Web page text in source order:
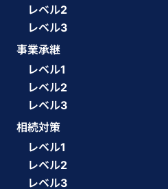
レベル2
レベル3
事業承継
レベル1
レベル2
レベル3
相続対策
レベル1
レベル2
レベル3